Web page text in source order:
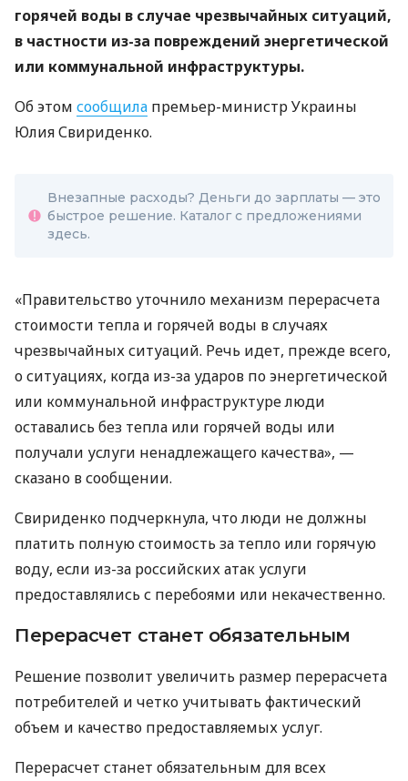
горячей воды в случае чрезвычайных ситуаций,
в частности из-за повреждений энергетической
или коммунальной инфраструктуры.
Об этом сообщила премьер-министр Украины
Юлия Свириденко.
Внезапные расходы? Деньги до зарплаты — это
быстрое решение. Каталог с предложениями
здесь.
«Правительство уточнило механизм перерасчета
стоимости тепла и горячей воды в случаях
чрезвычайных ситуаций. Речь идет, прежде всего,
о ситуациях, когда из-за ударов по энергетической
или коммунальной инфраструктуре люди
оставались без тепла или горячей воды или
получали услуги ненадлежащего качества», —
сказано в сообщении.
Свириденко подчеркнула, что люди не должны
платить полную стоимость за тепло или горячую
воду, если из-за российских атак услуги
предоставлялись с перебоями или некачественно.
Перерасчет станет обязательным
Решение позволит увеличить размер перерасчета
потребителей и четко учитывать фактический
объем и качество предоставляемых услуг.
Перерасчет станет обязательным для всех